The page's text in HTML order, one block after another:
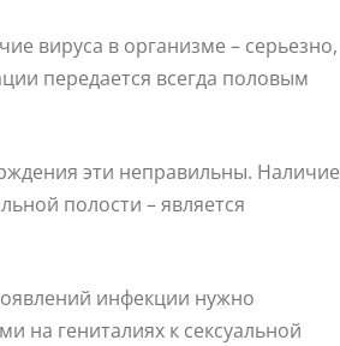
вируса в организме – серьезно,
передается всегда половым
эти неправильны. Наличие
полости – является
инфекции нужно
на гениталиях к сексуальной